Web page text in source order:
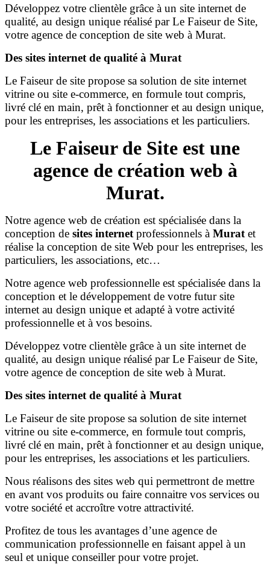
Développez votre clientèle grâce à un site internet de
qualité, au design unique réalisé par Le Faiseur de Site,
votre agence de conception de site web à Murat.
Des sites internet de qualité à Murat
Le Faiseur de site propose sa solution de site internet
vitrine ou site e-commerce, en formule tout compris,
livré clé en main, prêt à fonctionner et au design unique,
pour les entreprises, les associations et les particuliers.
Le Faiseur de Site est une
agence de création web à
Murat.
Notre agence web de création est spécialisée dans la
conception de sites internet professionnels à Murat et
réalise la conception de site Web pour les entreprises, les
particuliers, les associations, etc…
Notre agence web professionnelle est spécialisée dans la
conception et le développement de votre futur site
internet au design unique et adapté à votre activité
professionnelle et à vos besoins.
Développez votre clientèle grâce à un site internet de
qualité, au design unique réalisé par Le Faiseur de Site,
votre agence de conception de site web à Murat.
Des sites internet de qualité à Murat
Le Faiseur de site propose sa solution de site internet
vitrine ou site e-commerce, en formule tout compris,
livré clé en main, prêt à fonctionner et au design unique,
pour les entreprises, les associations et les particuliers.
Nous réalisons des sites web qui permettront de mettre
en avant vos produits ou faire connaitre vos services ou
votre société et accroître votre attractivité.
Profitez de tous les avantages d’une agence de
communication professionnelle en faisant appel à un
seul et unique conseiller pour votre projet.